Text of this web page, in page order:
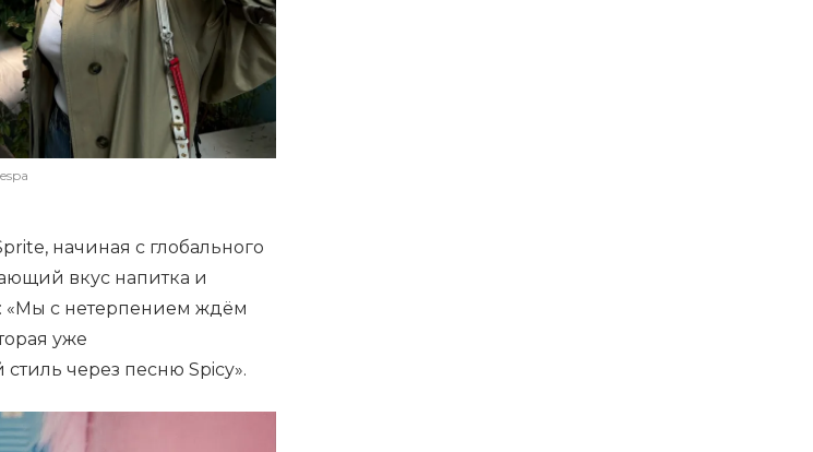
начиная с глобального
вкус напитка и
«Мы с нетерпением ждём
уже
через песню Spicy».